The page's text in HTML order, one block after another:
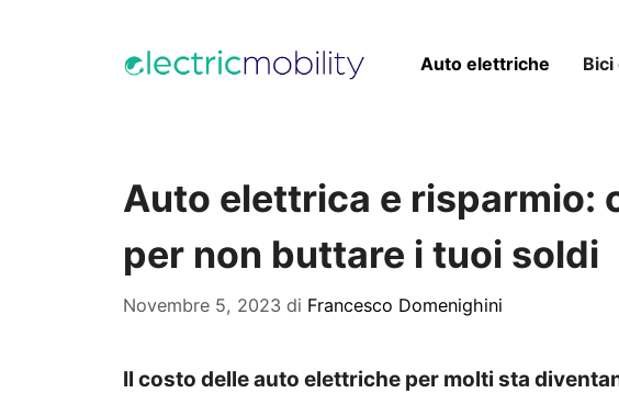
Auto elettriche
Auto elettrica e risparmio:
per non buttare i tuoi soldi
Novembre 5, 2023 di Francesco Domenighini
Il costo delle auto elettriche per molti sta